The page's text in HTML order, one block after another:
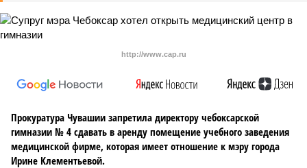
http://www.cap.ru
Прокуратура Чувашии запретила директору чебоксарской
гимназии № 4 сдавать в аренду помещение учебного заведения
медицинской фирме, которая имеет отношение к мэру города
Ирине Клементьевой.